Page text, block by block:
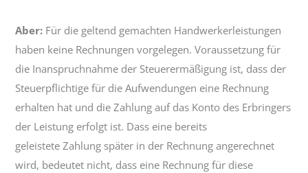
Aber: Für die geltend gemachten Handwerkerleistungen
haben keine Rechnungen vorgelegen. Voraussetzung für
die Inanspruchnahme der Steuerermäßigung ist, dass der
Steuerpflichtige für die Aufwendungen eine Rechnung
erhalten hat und die Zahlung auf das Konto des Erbringers
der Leistung erfolgt ist. Dass eine bereits
geleistete Zahlung später in der Rechnung angerechnet
wird, bedeutet nicht, dass eine Rechnung für diese